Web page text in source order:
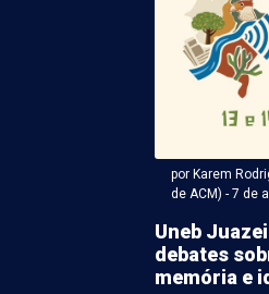
por Karem
de ACM) - 7 de
Uneb
debates
memória e
pode
na Câmara
da chapa
de João Campos ao Governo de